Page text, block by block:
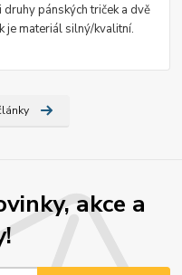
pánských triček a dvě
je materiál silný/kvalitní.
akce a